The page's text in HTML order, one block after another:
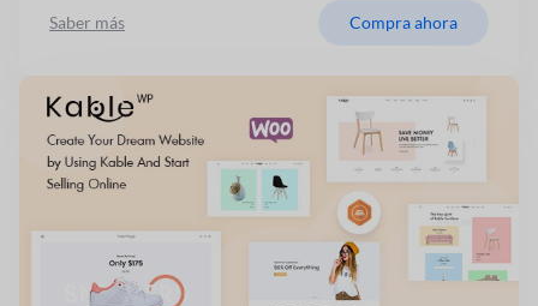
Saber más Compra ahora